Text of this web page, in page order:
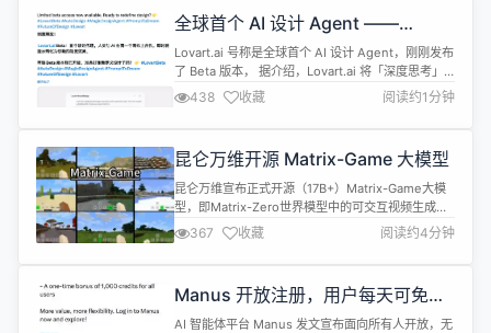
https://github.com/openai/simple-eval...
全球首个 AI 设计 Agent ——
Lovart.ai 发布 Beta 版本
Lovart.ai 号称是全球首个 AI 设计 Agent，刚刚发布
了 Beta 版本， 据介绍，Lovart.ai 将「深度思考」
的理念引入到了 AI 图像生成领域。用户只需描述需
求，它会进逐步地推理和思考来分解和理解你的任务
需求，然后调用合适的模型工具进行创作。而且在一
Lovart.ai 集成 GPT image-...
438 收藏 阅读约1分钟
昆仑万维开源 Matrix-Game 大模型
昆仑万维宣布正式开源（17B+）Matrix-Game大模
型，即Matrix-Zero世界模型中的可交互视频生成大
模型。 根据介绍，Matrix-Game是Matrix系列在交
互式世界生成方向的正式落地，也是工业界首个开源
的10B+空间智能大模型，它是一个面向游戏世界建
量生成与精确控制而设计。 Matrix-Ga...
367 收藏 阅读约4分钟
Manus 开放注册，用户每天可免费
执行一项任务
AI 智能体平台 Manus 发文宣布面向所有人开放，无